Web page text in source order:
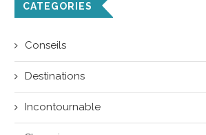
CATEGORIES
Conseils
Destinations
Incontournable